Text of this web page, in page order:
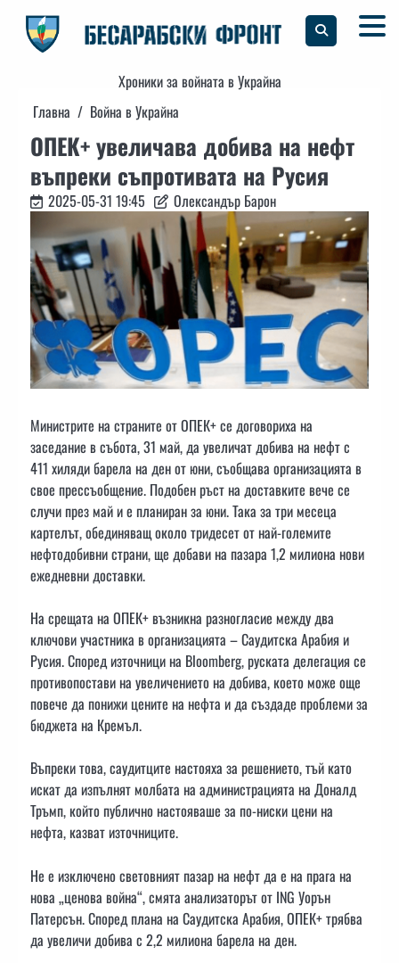
content
Хроники за войната в Украйна
Главна
Война в Украйна
ОПЕК+ увеличава добива на нефт
въпреки съпротивата на Русия
2025-05-31 19:45 Олександър Барон
Министрите на страните от ОПЕК+ се договориха на
заседание в събота, 31 май, да увеличат добива на нефт с
411 хиляди барела на ден от юни, съобщава организацията в
свое прессъобщение. Подобен ръст на доставките вече се
случи през май и е планиран за юни. Така за три месеца
картелът, обединяващ около тридесет от най-големите
нефтодобивни страни, ще добави на пазара 1,2 милиона нови
ежедневни доставки.
На срещата на ОПЕК+ възникна разногласие между два
ключови участника в организацията – Саудитска Арабия и
Русия. Според източници на Bloomberg, руската делегация се
противопостави на увеличението на добива, което може още
повече да понижи цените на нефта и да създаде проблеми за
бюджета на Кремъл.
Въпреки това, саудитците настояха за решението, тъй като
искат да изпълнят молбата на администрацията на Доналд
Тръмп, който публично настояваше за по-ниски цени на
нефта, казват източниците.
Не е изключено световният пазар на нефт да е на прага на
нова „ценова война“, смята анализаторът от ING Уорън
Патерсън. Според плана на Саудитска Арабия, ОПЕК+ трябва
да увеличи добива с 2,2 милиона барела на ден.